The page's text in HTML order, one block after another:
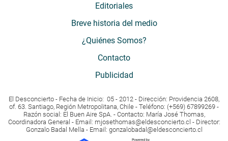
Editoriales
Breve historia del medio
¿Quiénes Somos?
Contacto
Publicidad
El Desconcierto - Fecha de Inicio: 05 - 2012 - Dirección: Providencia 2608,
of. 63. Santiago, Región Metropolitana, Chile - Teléfono: (+569) 67899269 -
Razón social: El Buen Aire SpA. - Contacto: María José Thomas,
Coordinadora General - Email: mjosethomas@eldesconcierto.cl - Director:
Gonzalo Badal Mella - Email: gonzalobadal@eldesconcierto.cl